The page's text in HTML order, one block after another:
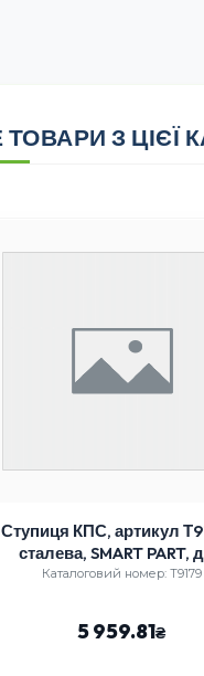
З ЦІЄЇ
Ступиця КПС, артикул
сталева, SMART PART,
культиватора КПС
Каталоговий номер: Т9179
5 959.81